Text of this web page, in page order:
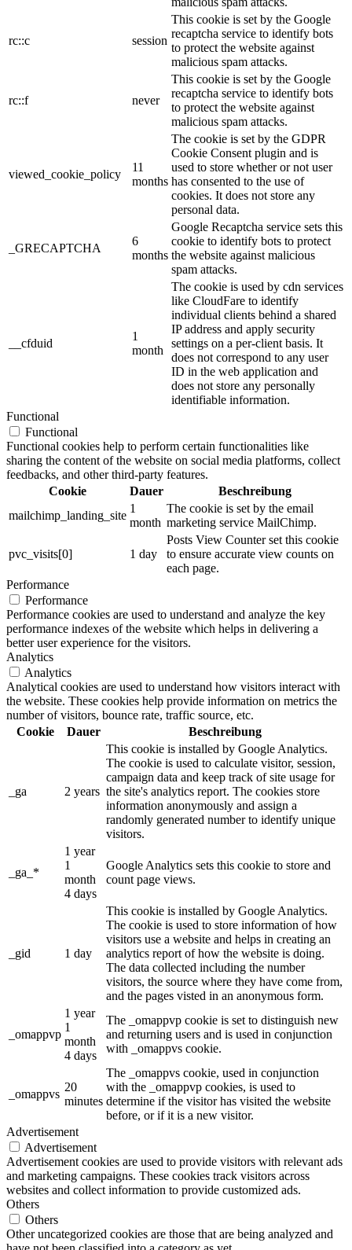
rc::c session
This cookie is set by the Google
recaptcha service to identify bots
to protect the website against
malicious spam attacks.
rc::f never
This cookie is set by the Google
recaptcha service to identify bots
to protect the website against
malicious spam attacks.
viewed_cookie_policy
11
months
The cookie is set by the GDPR
Cookie Consent plugin and is
used to store whether or not user
has consented to the use of
cookies. It does not store any
personal data.
_GRECAPTCHA
6
months
Google Recaptcha service sets this
cookie to identify bots to protect
the website against malicious
spam attacks.
__cfduid
1
month
The cookie is used by cdn services
like CloudFare to identify
individual clients behind a shared
IP address and apply security
settings on a per-client basis. It
does not correspond to any user
ID in the web application and
does not store any personally
identifiable information.
Functional
Functional
Functional cookies help to perform certain functionalities like
sharing the content of the website on social media platforms, collect
feedbacks, and other third-party features.
Cookie
Dauer
Beschreibung
mailchimp_landing_site
1
month
The cookie is set by the email
marketing service MailChimp.
pvc_visits[0] 1 day
Posts View Counter set this cookie
to ensure accurate view counts on
each page.
Performance
Performance
Performance cookies are used to understand and analyze the key
performance indexes of the website which helps in delivering a
better user experience for the visitors.
Analytics
Analytics
Analytical cookies are used to understand how visitors interact with
the website. These cookies help provide information on metrics the
number of visitors, bounce rate, traffic source, etc.
Cookie
Dauer Beschreibung
_ga 2 years
This cookie is installed by Google Analytics.
The cookie is used to calculate visitor, session,
campaign data and keep track of site usage for
the site's analytics report. The cookies store
information anonymously and assign a
randomly generated number to identify unique
visitors.
_ga_*
1 year
1
month
4 days
Google Analytics sets this cookie to store and
count page views.
_gid 1 day
This cookie is installed by Google Analytics.
The cookie is used to store information of how
visitors use a website and helps in creating an
analytics report of how the website is doing.
The data collected including the number
visitors, the source where they have come from,
and the pages visted in an anonymous form.
_omappvp
1 year
1
month
4 days
The _omappvp cookie is set to distinguish new
and returning users and is used in conjunction
with _omappvs cookie.
_omappvs
20
minutes
The _omappvs cookie, used in conjunction
with the _omappvp cookies, is used to
determine if the visitor has visited the website
before, or if it is a new visitor.
Advertisement
Advertisement
Advertisement cookies are used to provide visitors with relevant ads
and marketing campaigns. These cookies track visitors across
websites and collect information to provide customized ads.
Others
Others
Other uncategorized cookies are those that are being analyzed and